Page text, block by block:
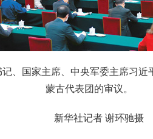
、国家主席、中央军委主席习
蒙古代表团的审议。
新华社记者 谢环驰摄